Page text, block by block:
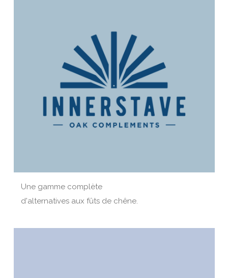
Une gamme complète
d'alternatives aux fûts de chêne.